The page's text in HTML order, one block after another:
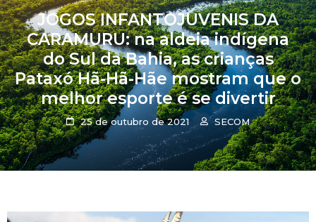
JOGOS INFANTOJUVENIS DA
CARAMURU: na aldeia indígena
do Sul da Bahia, as crianças
Pataxó Hã-Hã-Hãe mostram que o
melhor esporte é se divertir
25 de outubro de 2021 SECOM